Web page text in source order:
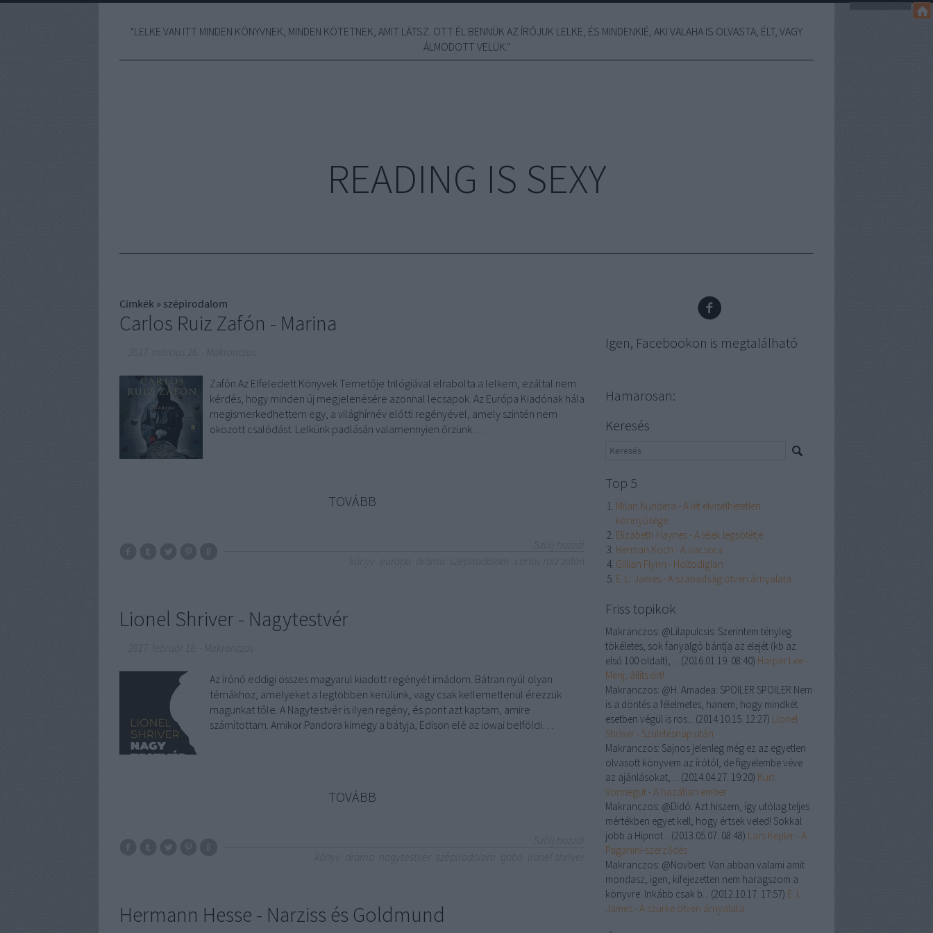
"LELKE VAN ITT MINDEN KÖNYVNEK, MINDEN KÖTETNEK, AMIT LÁTSZ. OTT ÉL BENNÜK AZ ÍRÓJUK LELKE, ÉS MINDENKIÉ, AKI VALAHA IS OLVASTA, ÉLT, VAGY
ÁLMODOTT VELÜK."
READING IS SEXY
Címkék » szépirodalom
Carlos Ruiz Zafón - Marina
Makranczos
Zafón Az Elfeledett Könyvek Temetője trilógiával elrabolta a lelkem, ezáltal nem
kérdés, hogy minden új megjelenésére azonnal lecsapok. Az Európa Kiadónak hála
megismerkedhettem egy, a világhírnév előtti regényével, amely szintén nem
okozott csalódást. Lelkünk ​padlásán valamennyien őrzünk…
TOVÁBB
Lionel Shriver - Nagytestvér
Makranczos
Az írónő eddigi összes magyarul kiadott regényét imádom. Bátran nyúl olyan
témákhoz, amelyeket a legtöbben kerülünk, vagy csak kellemetlenül érezzük
magunkat tőle. A Nagytestvér is ilyen regény, és pont azt kaptam, amire
számítottam. Amikor ​Pandora kimegy a bátyja, Edison elé az iowai belföldi…
TOVÁBB
Hermann Hesse - Narziss és Goldmund
Igen, Facebookon is megtalálható
Hamarosan:
Keresés
Top 5
Milan Kundera - A lét elviselhetetlen
könnyűsége
Elizabeth Haynes - A lélek legsötétje
Herman Koch - A vacsora
Gillian Flynn - Holtodiglan
E. L. James - A szabadság ötven árnyalata
Friss topikok
Makranczos: @Lilapulcsis: Szerintem tényleg
tökéletes, sok fanyalgó bántja az elejét (kb az
első 100 oldalt), ... (2016.01.19. 08:40) Harper Lee -
Menj, állíts őrt!
Makranczos: @H. Amadea: SPOILER SPOILER Nem
is a döntés a félelmetes, hanem, hogy mindkét
esetben végül is ros... (2014.10.15. 12:27) Lionel
Shriver - Születésnap után
Makranczos: Sajnos jelenleg még ez az egyetlen
olvasott könyvem az írótól, de figyelembe véve
az ajánlásokat, ... (2014.04.27. 19:20) Kurt
Vonnegut - A hazátlan ember
Makranczos: @Didó: Azt hiszem, így utólag teljes
mértékben egyet kell, hogy értsek veled! Sokkal
jobb a Hipnot... (2013.05.07. 08:48) Lars Kepler - A
Paganini-szerződés
Makranczos: @Novbert: Van abban valami amit
mondasz, igen, kifejezetten nem haragszom a
könyvre. Inkább csak b... (2012.10.17. 17:57) E. L.
James - A szürke ötven árnyalata